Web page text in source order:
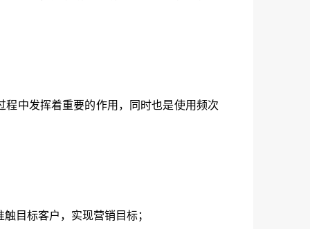
程中发挥着重要的作用，同时也是使用频次
目标客户，实现营销目标；